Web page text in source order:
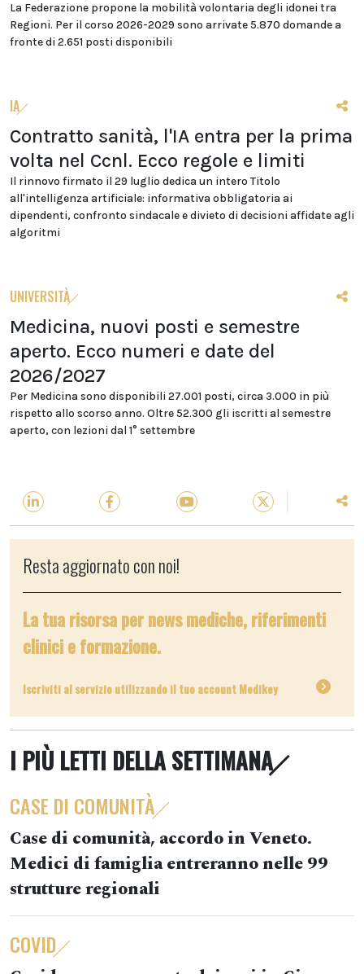
La Federazione propone la mobilità volontaria degli idonei tra
Regioni. Per il corso 2026-2029 sono arrivate 5.870 domande a
fronte di 2.651 posti disponibili
IA
Contratto sanità, l'IA entra per la prima
volta nel Ccnl. Ecco regole e limiti
Il rinnovo firmato il 29 luglio dedica un intero Titolo
all'intelligenza artificiale: informativa obbligatoria ai
dipendenti, confronto sindacale e divieto di decisioni affidate agli
algoritmi
UNIVERSITÀ
Medicina, nuovi posti e semestre
aperto. Ecco numeri e date del
2026/2027
Per Medicina sono disponibili 27.001 posti, circa 3.000 in più
rispetto allo scorso anno. Oltre 52.300 gli iscritti al semestre
aperto, con lezioni dal 1° settembre
Resta aggiornato con noi!
La tua risorsa per news mediche, riferimenti
clinici e formazione.
Iscriviti al servizio utilizzando il tuo account Medikey
I PIÙ LETTI DELLA SETTIMANA
CASE DI COMUNITÀ
Case di comunità, accordo in Veneto.
Medici di famiglia entreranno nelle 99
strutture regionali
COVID